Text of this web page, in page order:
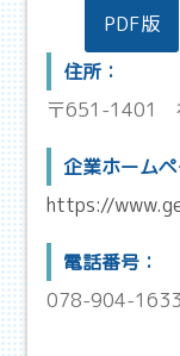
PDF版
住所：
〒651-1401
企業ホームペ
https://
電話番号：
078-904-1633